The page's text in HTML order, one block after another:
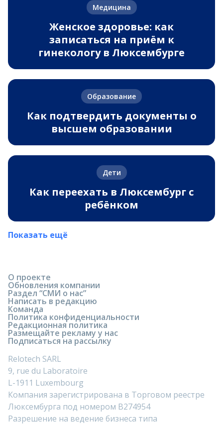
Медицина
Женское здоровье: как
записаться на приём к
гинекологу в Люксембурге
Образование
Как подтвердить документы о
высшем образовании
Дети
Как переехать в Люксембург с
ребёнком
Показать ещё
О проекте
Обновления компании
Раздел “СМИ о нас”
Написать в редакцию
Команда
Политика конфиденциальности
Редакционная политика
Размещайте рекламу у нас
Подписаться на рассылку
Relotech SARL
9, rue du Laboratoire
L-1911 Luxembourg
Компания зарегистрирована в Торговом реестре
Люксембурга под номером B274954
Разрешение на ведение бизнеса типа